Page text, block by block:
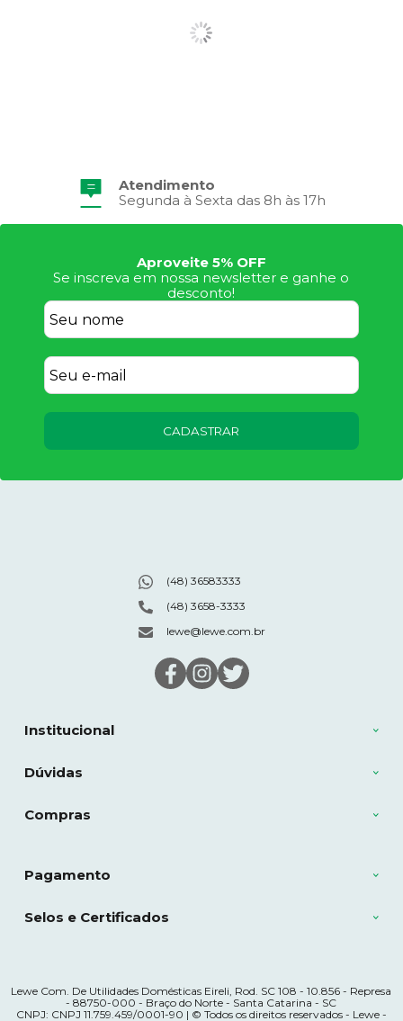
Atendimento
Segunda à Sexta das 8h às 17h
Aproveite 5% OFF
Se inscreva em nossa newsletter e ganhe o
desconto!
CADASTRAR
Institucional
Dúvidas
Compras
(48) 36583333
(48) 3658-3333
lewe@lewe.com.br
Pagamento
Selos e Certificados
Lewe Com. De Utilidades Domésticas Eireli, Rod. SC 108 - 10.856 - Represa
- 88750-000 - Braço do Norte - Santa Catarina - SC
CNPJ: CNPJ 11.759.459/0001-90 | © Todos os direitos reservados - Lewe -